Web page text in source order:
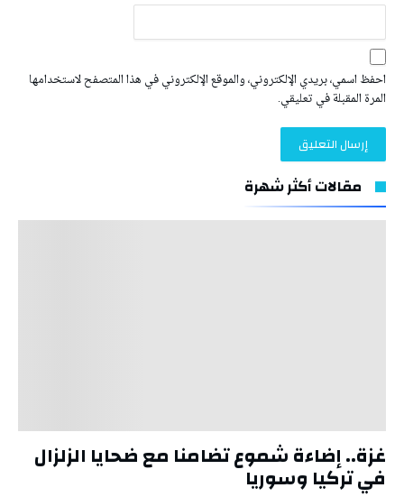
احفظ اسمي، بريدي الإلكتروني، والموقع الإلكتروني في هذا المتصفح لاستخدامها
المرة المقبلة في تعليقي.
مقالات أكثر شهرة
غزة.. إضاءة شموع تضامنا مع ضحايا الزلزال
في تركيا وسوريا